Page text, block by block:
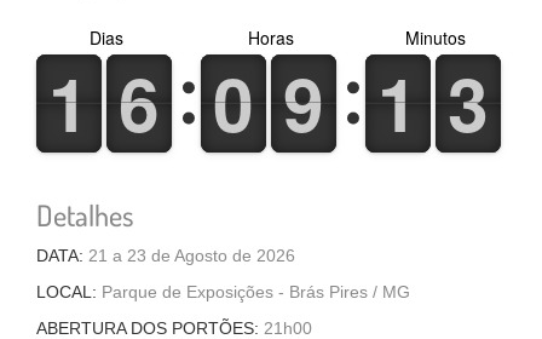
1
1
1
1 6
6
6
6
Dias
0
0
0
0 9
9
9
9
Horas
1
1
1
1 3
3
3
3
Minutos
Detalhes
DATA: 21 a 23 de Agosto de 2026
LOCAL: Parque de Exposições - Brás Pires / MG
ABERTURA DOS PORTÕES: 21h00